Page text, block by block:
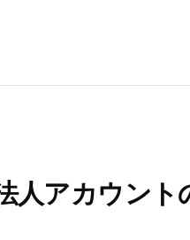
人アカウント